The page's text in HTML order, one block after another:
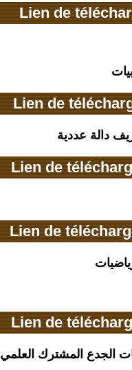
Lien de
Lien de
داﻟﺔ ﻋﺪدﻳﺔ
Lien de
Lien de
Lien de
اﻟﺠﺪع اﻟﻤﺸﺘﺮك اﻟﻌﻠﻤﻲ